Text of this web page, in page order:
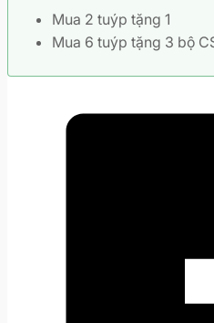
Mua 2 tuýp tặng 1
Mua 6 tuýp tặng 3 bộ